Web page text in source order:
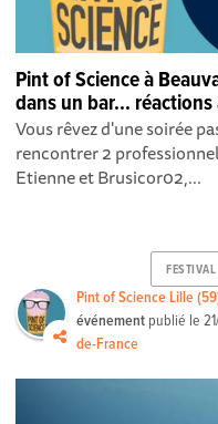
Pint of Science à
dans un bar... réactions
Vous rêvez d'une soirée
rencontrer 2
Etienne et Brusicor02,...
FESTIVAL
Pint of Science Lille
événement publié le
de-France